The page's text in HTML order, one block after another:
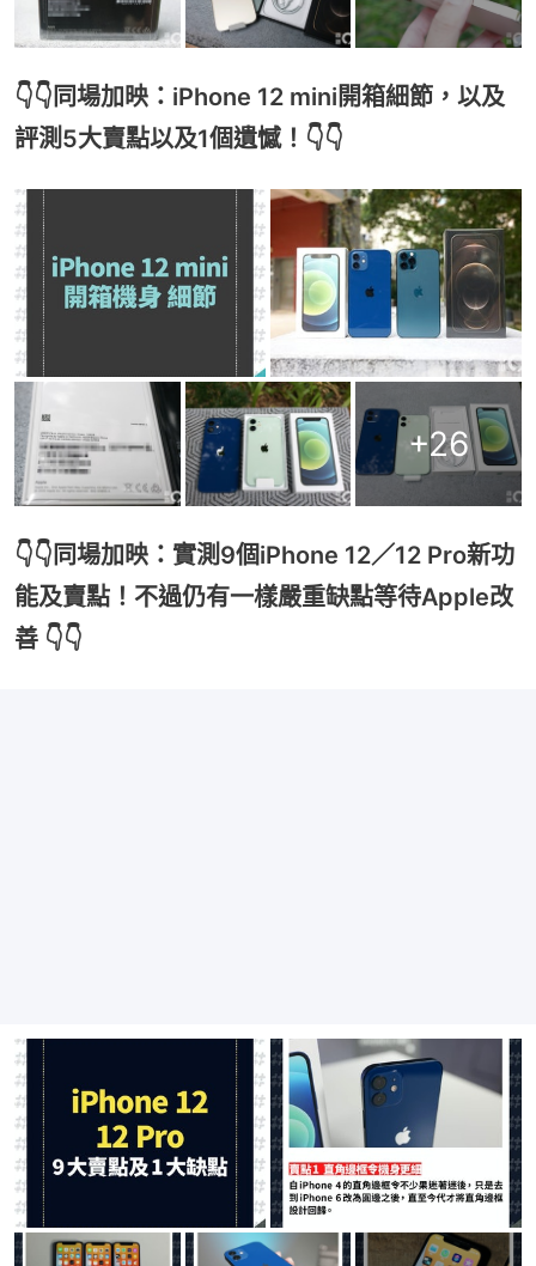
👇👇同場加映：iPhone 12 mini開箱細節，以及
評測5大賣點以及1個遺憾！👇👇
+26
👇👇同場加映：實測9個iPhone 12／12 Pro新功
能及賣點！不過仍有一樣嚴重缺點等待Apple改
善 👇👇